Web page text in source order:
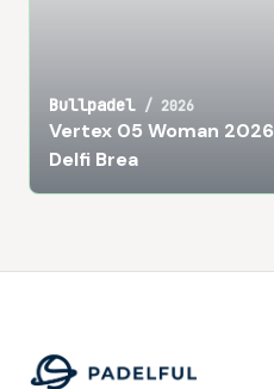
Bullpadel / 2026
Vertex 05 Woman 2026
Delfi Brea